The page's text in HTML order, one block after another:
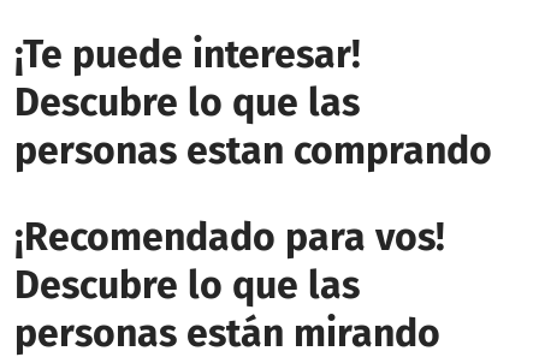
¡Te puede interesar!
Descubre lo que las
personas estan comprando
¡Recomendado para vos!
Descubre lo que las
personas están mirando